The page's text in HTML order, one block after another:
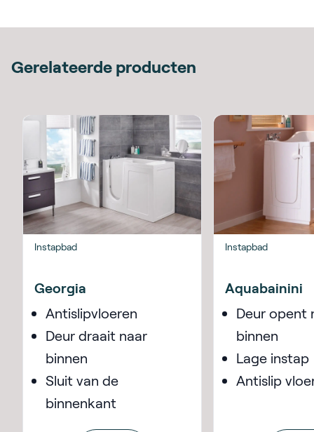
Gerelateerde producten
Instapbad
Georgia
Antislipvloeren
Deur draait naar
binnen
Sluit van de
binnenkant
Instapbad
Aquabainini
Deur opent
binnen
Lage instap
Antislip